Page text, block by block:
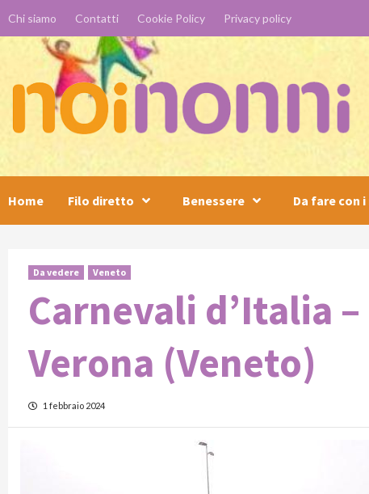
content
Chi siamo Contatti Cookie Policy Privacy policy
Home Filo diretto Benessere Da fare con
Da vedere Veneto
Carnevali d’Italia
Verona (Veneto)
1 febbraio 2024